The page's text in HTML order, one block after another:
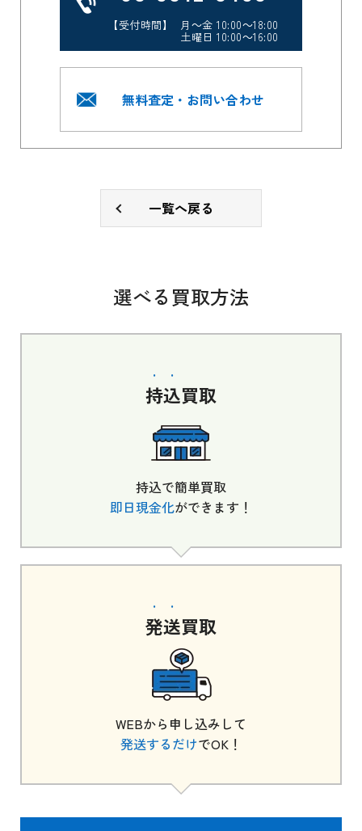
【受付時間】 月～金 10:00～18:00
土曜日 10:00～16:00
無料査定・お問い合わせ
一覧へ戻る
選べる買取方法
持込買取
持込で簡単買取
即日現金化ができます！
発送買取
WEBから申し込みして
発送するだけでOK！